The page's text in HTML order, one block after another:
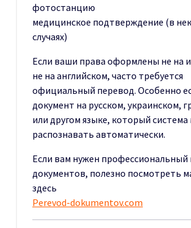
фотостанцию
медицинское подтверждение (в
случаях)
Если ваши права оформлены не на
не на английском, часто требуется
официальный перевод. Особенно
документ на русском, украинском,
или другом языке, который
распознавать автоматически.
Если вам нужен профессиональный
документов, полезно посмотреть
здесь
Perevod-dokumentov.com